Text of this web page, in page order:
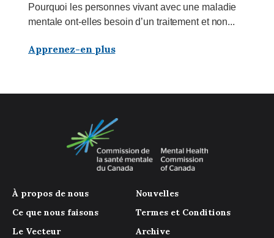
Pourquoi les personnes vivant avec une maladie
mentale ont-elles besoin d’un traitement et non...
Apprenez-en plus
À propos de nous
Ce que nous faisons
Le Vecteur
Nouvelles
Termes et Conditions
Archive